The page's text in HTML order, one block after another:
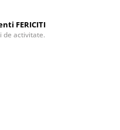
FERICITI
de activitate.